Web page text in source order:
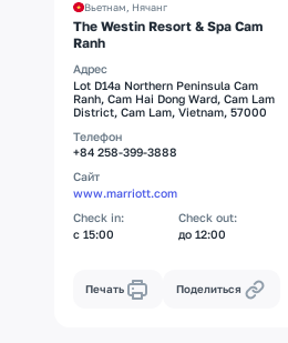
Вьетнам, Нячанг
The Westin Resort & Spa Cam
Ranh
Адрес
Lot D14a Northern Peninsula Cam
Ranh, Cam Hai Dong Ward, Cam Lam
District, Cam Lam, Vietnam, 57000
Телефон
+84 258-399-3888
Сайт
www.marriott.com
Check in:
с 15:00
Check out:
до 12:00
Печать Поделиться